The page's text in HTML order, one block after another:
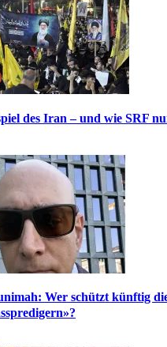
des Iran – und wie SRF
Wer schützt künftig